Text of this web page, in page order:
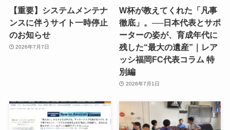
【重要】システムメンテナ
ンスに伴うサイト一時停止
のお知らせ
2026年7月7日
W杯が教えてくれた「凡事
徹底」。──日本代表とサポ
ーターの姿が、育成年代に
残した“最大の遺産”｜レア
ッシ福岡FC代表コラム 特
別編
2026年7月1日